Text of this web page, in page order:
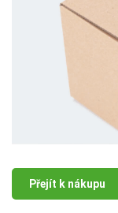
Přejít k nákupu